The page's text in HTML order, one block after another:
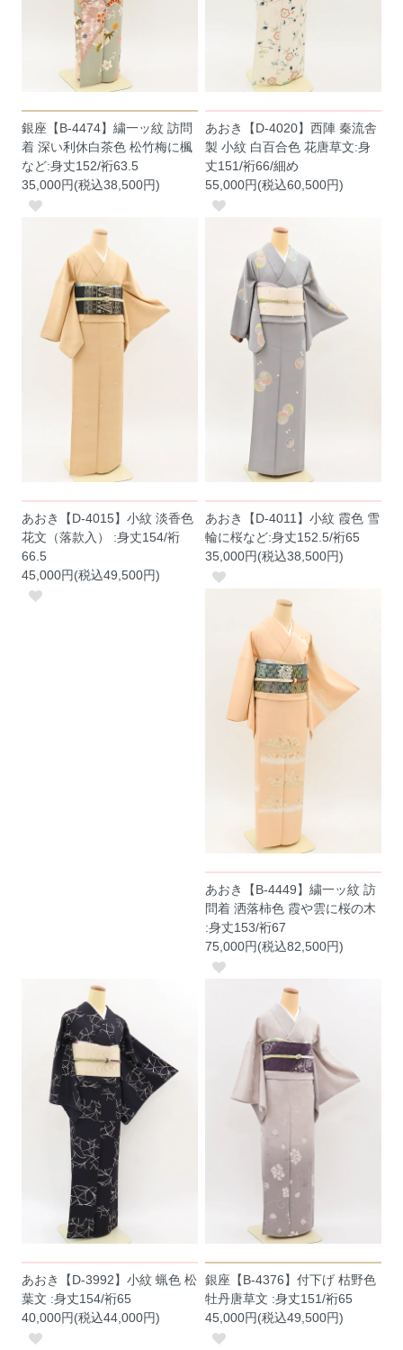
銀座【B-4474】繍一ッ紋 訪問
着 深い利休白茶色 松竹梅に楓
など:身丈152/裄63.5
35,000円(税込38,500円)
あおき【D-4020】西陣 秦流舎
製 小紋 白百合色 花唐草文:身
丈151/裄66/細め
55,000円(税込60,500円)
あおき【D-4015】小紋 淡香色
花文（落款入） :身丈154/裄
66.5
45,000円(税込49,500円)
あおき【D-4011】小紋 霞色 雪
輪に桜など:身丈152.5/裄65
35,000円(税込38,500円)
あおき【B-4449】繍一ッ紋 訪
問着 洒落柿色 霞や雲に桜の木
:身丈153/裄67
75,000円(税込82,500円)
あおき【D-3992】小紋 蝋色 松
葉文 :身丈154/裄65
40,000円(税込44,000円)
銀座【B-4376】付下げ 枯野色
牡丹唐草文 :身丈151/裄65
45,000円(税込49,500円)